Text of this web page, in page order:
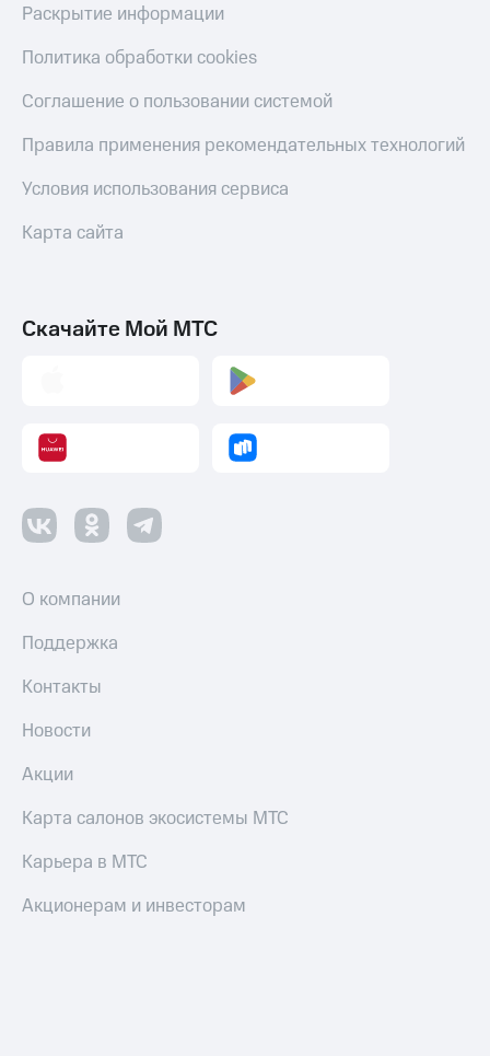
Раскрытие информации
Политика обработки cookies
Соглашение о пользовании системой
Правила применения рекомендательных технологий
Условия использования сервиса
Карта сайта
Скачайте Мой МТС
О компании
Поддержка
Контакты
Новости
Акции
Карта салонов экосистемы МТС
Карьера в МТС
Акционерам и инвесторам